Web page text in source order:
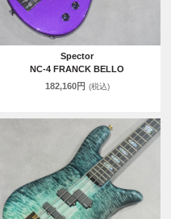
Spector
NC-4 FRANCK BELLO
182,160円 (税込)